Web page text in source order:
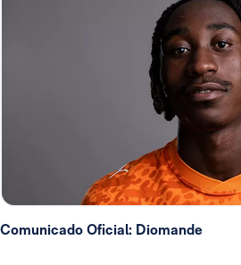
Comunicado Oficial: Diomande